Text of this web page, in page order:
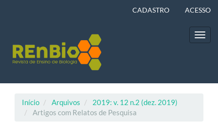
Barra
Lateral
CADASTRO ACESSO
Início Arquivos
2019: v. 12 n.2 (dez. 2019)
Artigos com Relatos de Pesquisa